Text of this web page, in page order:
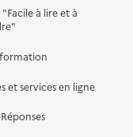
à lire et à
et services en ligne